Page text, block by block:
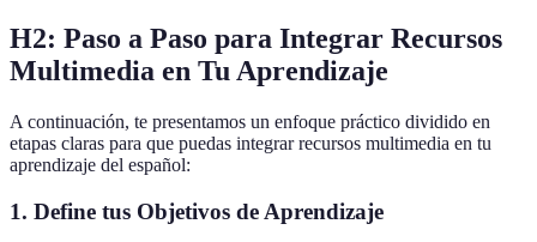
H2: Paso a Paso para Integrar Recursos
Multimedia en Tu Aprendizaje
A continuación, te presentamos un enfoque práctico dividido en
etapas claras para que puedas integrar recursos multimedia en tu
aprendizaje del español:
1. Define tus Objetivos de Aprendizaje